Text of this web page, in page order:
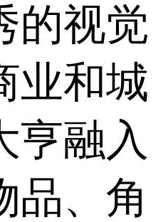
的视觉
业和城
亨融入
品、角